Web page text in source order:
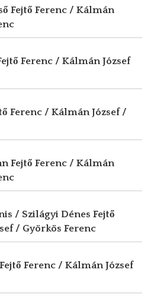
Fejtő Ferenc / Kálmán
Ferenc / Kálmán József
Ferenc / Kálmán József /
Fejtő Ferenc / Kálmán
/ Szilágyi Dénes Fejtő
/ Györkös Ferenc
Fejtő Ferenc / Kálmán József